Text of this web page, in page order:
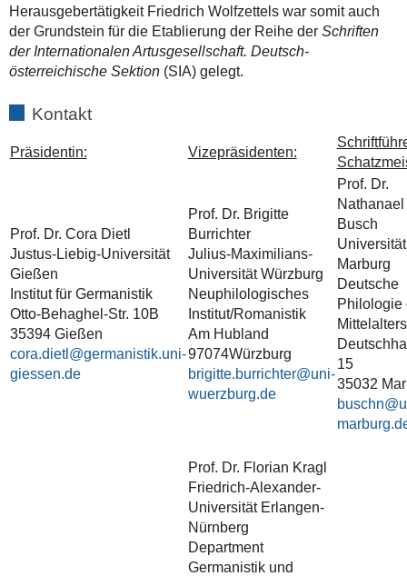
Herausgebertätigkeit Friedrich Wolfzettels war somit auch
der Grundstein für die Etablierung der Reihe der Schriften
der Internationalen Artusgesellschaft. Deutsch-
österreichische Sektion(SIA) gelegt.
Kontakt
Präsidentin: Vizepräsidenten:
Prof. Dr. Cora Dietl
Justus-Liebig-Universität
Gießen
Institut für Germanistik
Otto-Behaghel-Str. 10B
35394 Gießen
cora.dietl
Prof. Dr. Brigitte
Burrichter
Julius-Maximilians-
Universität Würzburg
Neuphilologisches
Institut/Romanistik
Am Hubland
97074Würzburg
brigitte.burrichter
Prof. Dr.
Nathanael
Busch
Universität
Marburg
Deutsche
Philologie
Mittelalters
15
35032
buschn
Prof. Dr. Florian Kragl
Friedrich-Alexander-
Universität Erlangen-
Nürnberg
Department
Germanistik und